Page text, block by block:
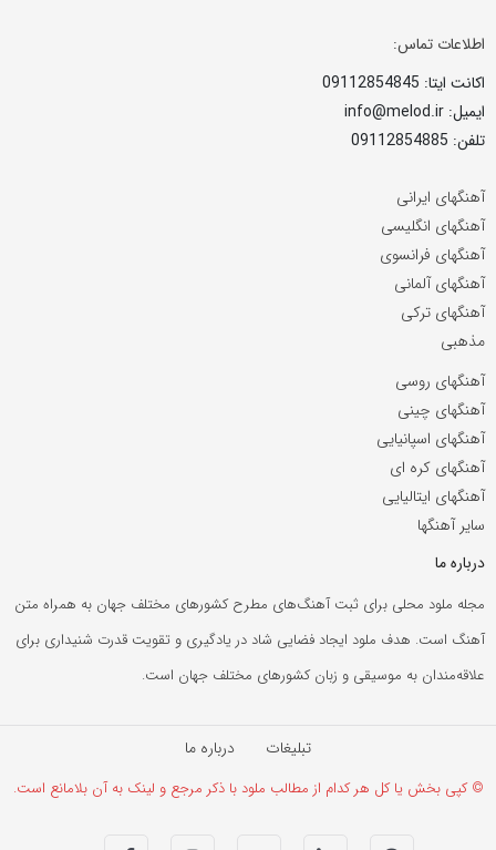
اطلاعات تماس:
اکانت ایتا: 09112854845
ایمیل: info@melod.ir
تلفن: 09112854885
آهنگهای ایرانی
آهنگهای انگلیسی
آهنگهای فرانسوی
آهنگهای آلمانی
آهنگهای ترکی
مذهبی
آهنگهای روسی
آهنگهای چینی
آهنگهای اسپانیایی
آهنگهای کره ای
آهنگهای ایتالیایی
سایر آهنگها
درباره ما
مجله ملود محلی برای ثبت آهنگ‌های مطرح کشورهای مختلف جهان به همراه متن
آهنگ است. هدف ملود ایجاد فضایی شاد در یادگیری و تقویت قدرت شنیداری برای
علاقه‌مندان به موسیقی و زبان کشورهای مختلف جهان است.
تبلیغات درباره ما
© کپی بخش یا کل هر کدام از مطالب ملود با ذکر مرجع و لینک به آن بلامانع است.